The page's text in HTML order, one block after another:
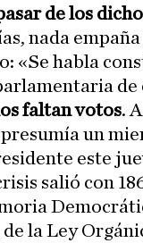
de los
nada
«Se habla
de
faltan votos.
un
este
salió con
la Ley